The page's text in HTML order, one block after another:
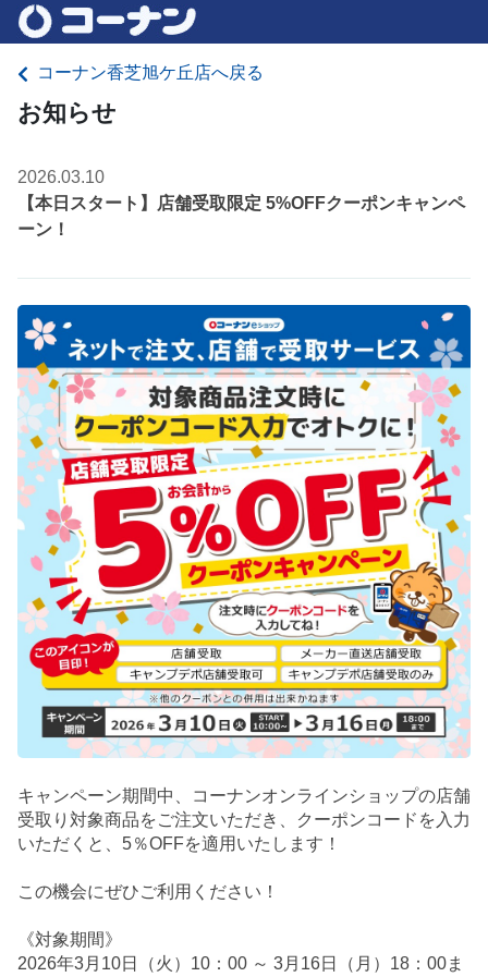
コーナン香芝旭ケ丘店へ戻る
お知らせ
2026.03.10
【本日スタート】店舗受取限定 5%OFFクーポンキャンペ
ーン！
キャンペーン期間中、コーナンオンラインショップの店舗
受取り対象商品をご注文いただき、クーポンコードを入力
いただくと、5％OFFを適用いたします！
この機会にぜひご利用ください！
《対象期間》
2026年3月10日（火）10：00 ～ 3月16日（月）18：00ま